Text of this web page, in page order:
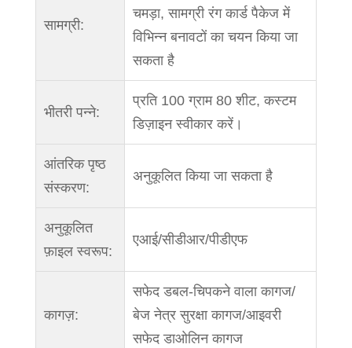
सामग्री:
चमड़ा, सामग्री रंग कार्ड पैकेज में
विभिन्न बनावटों का चयन किया जा
सकता है
भीतरी पन्ने:
प्रति 100 ग्राम 80 शीट, कस्टम
डिज़ाइन स्वीकार करें।
आंतरिक पृष्ठ
संस्करण:
अनुकूलित किया जा सकता है
अनुकूलित
फ़ाइल स्वरूप:
एआई/सीडीआर/पीडीएफ
कागज़:
सफेद डबल-चिपकने वाला कागज/
बेज नेत्र सुरक्षा कागज/आइवरी
सफेद डाओलिन कागज